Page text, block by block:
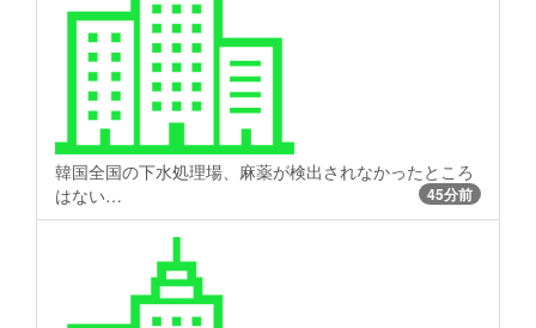
韓国全国の下水処理場、麻薬が検出されなかったところ
はない…
45分前